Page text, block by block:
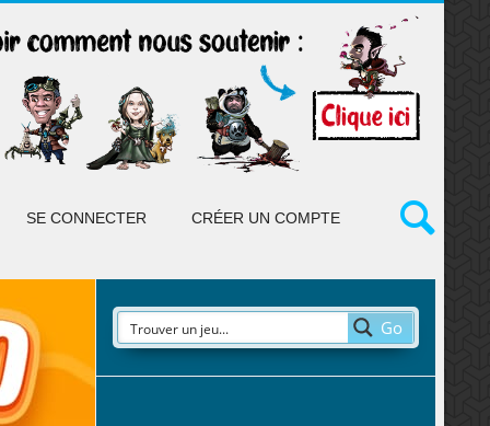
SE CONNECTER CRÉER UN COMPTE
Go